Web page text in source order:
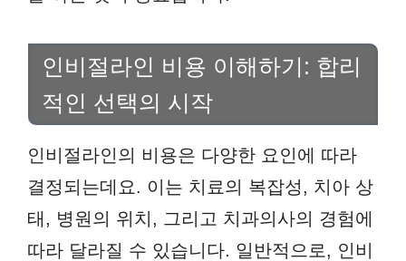
인비절라인 비용 이해하기: 합리
적인 선택의 시작
인비절라인의 비용은 다양한 요인에 따라
결정되는데요. 이는 치료의 복잡성, 치아 상
태, 병원의 위치, 그리고 치과의사의 경험에
따라 달라질 수 있습니다. 일반적으로, 인비